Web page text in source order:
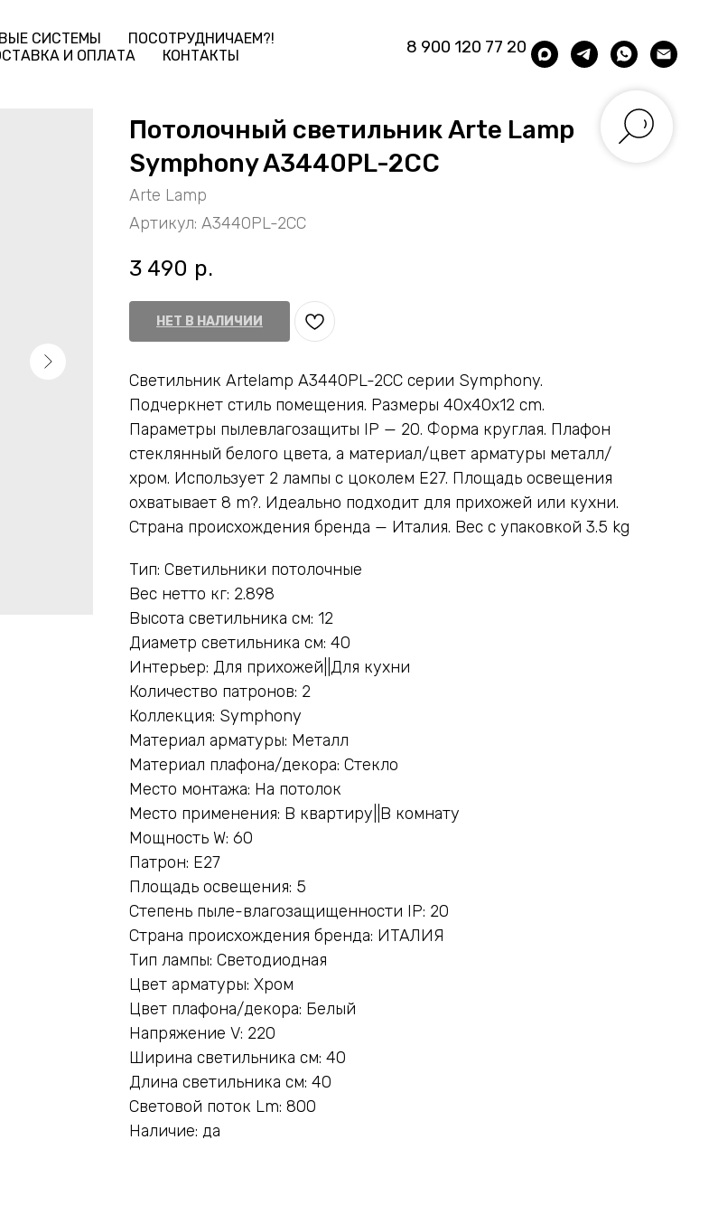
СИСТЕМЫ
ПОСОТРУДНИЧАЕМ?!
И ОПЛАТА КОНТАКТЫ 8 900 120 77 20
Потолочный светильник Arte Lamp
Symphony A3440PL-2CC
Arte Lamp
Артикул: A3440PL-2CC
3 490 р.
НЕТ В НАЛИЧИИ
Светильник Artelamp A3440PL-2CC серии Symphony.
Подчеркнет стиль помещения. Размеры 40x40x12 cm.
Параметры пылевлагозащиты IP — 20. Форма круглая. Плафон
стеклянный белого цвета, а материал/цвет арматуры металл/
хром. Использует 2 лампы с цоколем E27. Площадь освещения
охватывает 8 m?. Идеально подходит для прихожей или кухни.
Страна происхождения бренда — Италия. Вес с упаковкой 3.5 kg
Тип: Светильники потолочные
Вес нетто кг: 2.898
Высота светильника см: 12
Диаметр светильника см: 40
Интерьер: Для прихожей||Для кухни
Количество патронов: 2
Коллекция: Symphony
Материал арматуры: Металл
Материал плафона/декора: Стекло
Место монтажа: На потолок
Место применения: В квартиру||В комнату
Мощность W: 60
Патрон: E27
Площадь освещения: 5
Степень пыле-влагозащищенности IP: 20
Страна происхождения бренда: ИТАЛИЯ
Тип лампы: Светодиодная
Цвет арматуры: Хром
Цвет плафона/декора: Белый
Напряжение V: 220
Ширина светильника см: 40
Длина светильника см: 40
Световой поток Lm: 800
Наличие: да